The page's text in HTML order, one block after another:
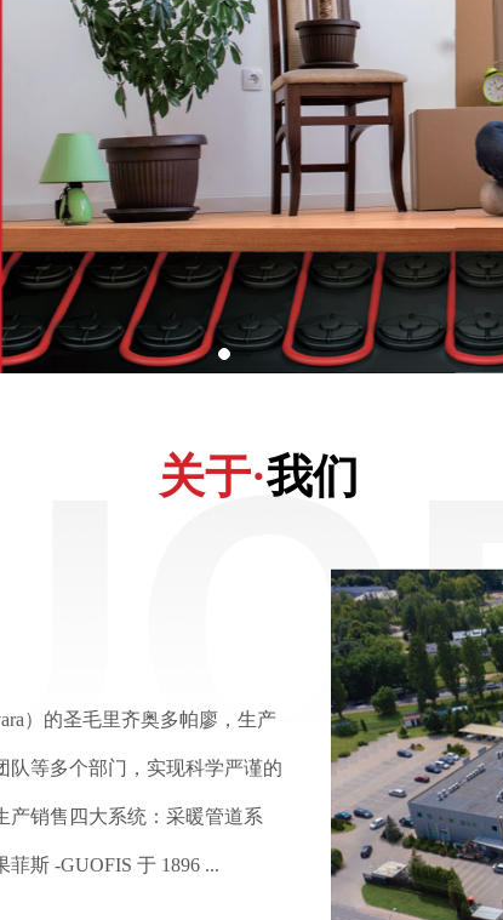
关于·我们
）的圣毛里齐奥多帕廖，生产
队等多个部门，实现科学严谨的
产销售四大系统：采暖管道系
斯 -GUOFIS 于 1896 ...